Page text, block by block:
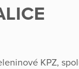
KPZ,